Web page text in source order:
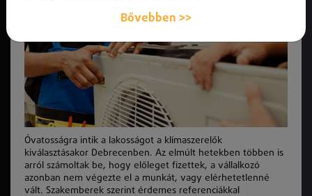
Óvatosságra intik a lakosságot a klímaszerelők
kiválasztásakor Debrecenben. Az elmúlt hetekben többen is
arról számoltak be, hogy előleget fizettek, a vállalkozó
azonban nem végezte el a munkát, vagy elérhetetlenné
vált. Szakemberek szerint érdemes referenciákkal
Bővebben >>